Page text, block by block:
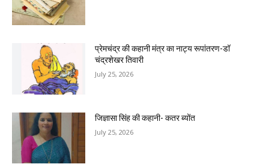
प्रेमचंद्र की कहानी मंत्र का नाट्य रूपांतरण-डॉ
चंद्रशेखर तिवारी
July 25, 2026
जिज्ञासा सिंह की कहानी- कतर ब्योंत
July 25, 2026